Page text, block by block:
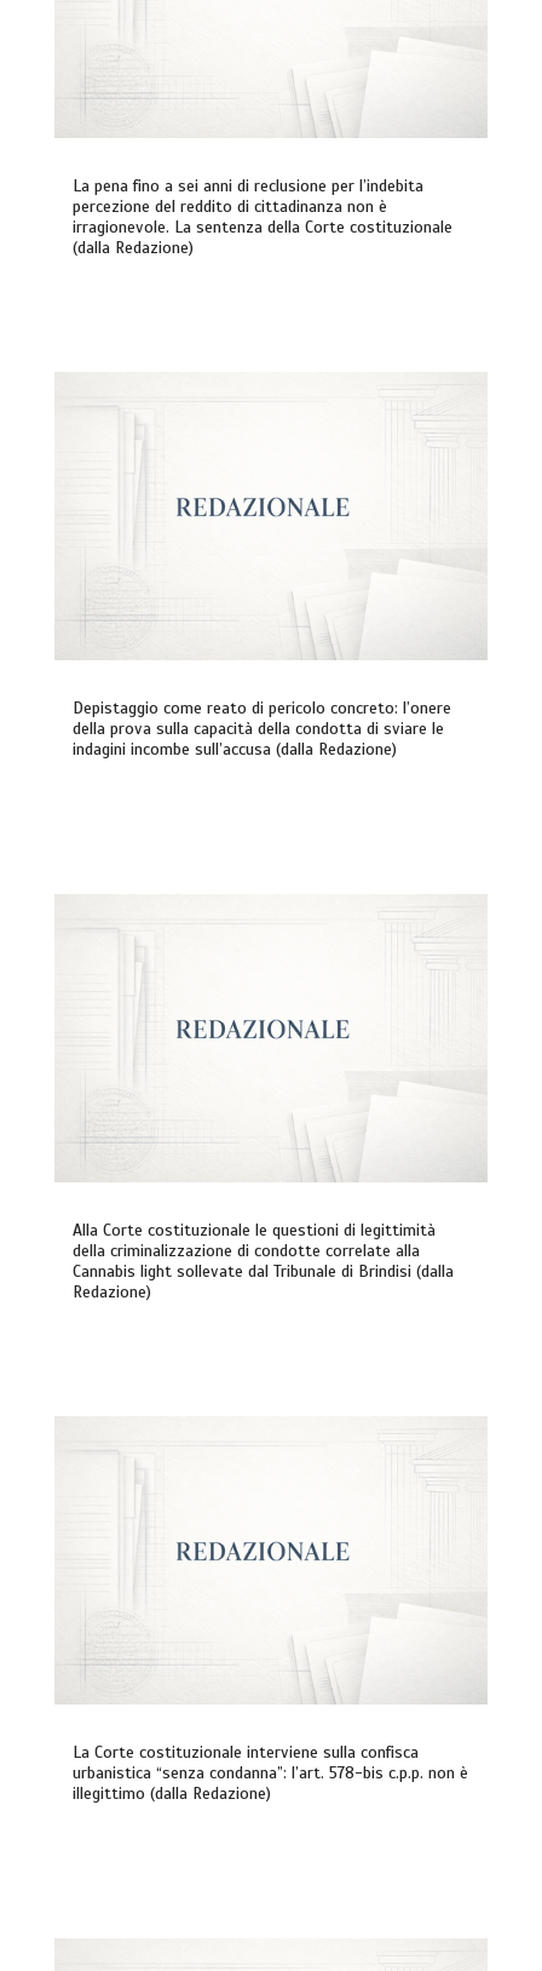
La pena fino a sei anni di reclusione per l’indebita
percezione del reddito di cittadinanza non è
irragionevole. La sentenza della Corte costituzionale
(dalla Redazione)
Depistaggio come reato di pericolo concreto: l’onere
della prova sulla capacità della condotta di sviare le
indagini incombe sull’accusa (dalla Redazione)
Alla Corte costituzionale le questioni di legittimità
della criminalizzazione di condotte correlate alla
Cannabis light sollevate dal Tribunale di Brindisi (dalla
Redazione)
La Corte costituzionale interviene sulla confisca
urbanistica “senza condanna”: l’art. 578-bis c.p.p. non è
illegittimo (dalla Redazione)